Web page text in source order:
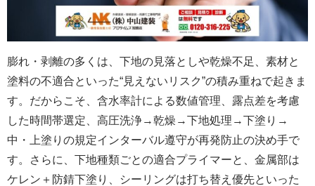
膨れ・剥離の多くは、下地の見落としや乾燥不足、素材と
塗料の不適合といった“見えないリスク”の積み重ねで起きま
す。だからこそ、含水率計による数値管理、露点差を考慮
した時間帯選定、高圧洗浄→乾燥→下地処理→下塗り→
中・上塗りの規定インターバル遵守が再発防止の決め手で
す。さらに、下地種類ごとの適合プライマーと、金属部は
ケレン＋防錆下塗り、シーリングは打ち替え優先といった